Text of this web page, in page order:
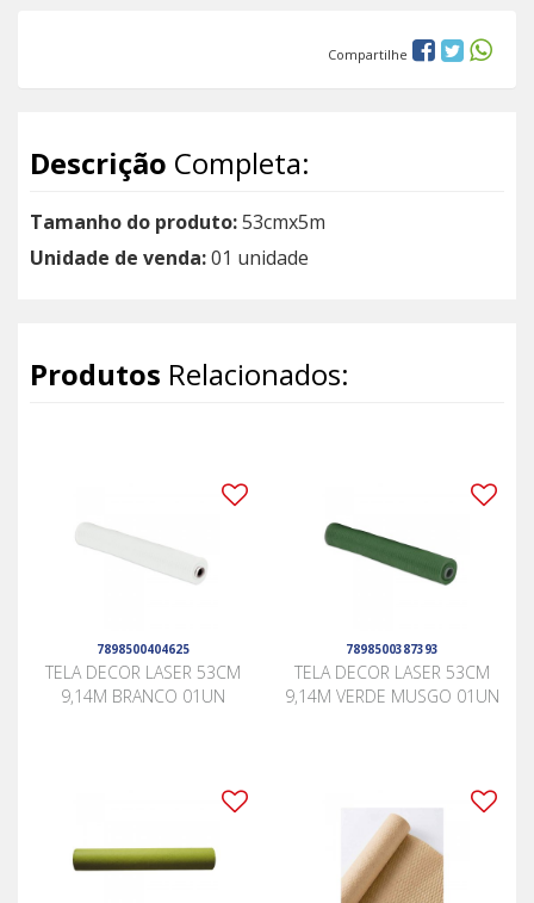
Compartilhe
Descrição Completa:
Tamanho do produto:53cmx5m
Unidade de venda:01 unidade
Produtos Relacionados:
7898500404625
TELA DECOR LASER 53CM
9,14M BRANCO 01UN
7898500387393
TELA DECOR LASER 53CM
9,14M VERDE MUSGO 01UN